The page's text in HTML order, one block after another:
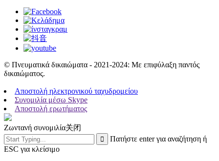
© Πνευματικά δικαιώματα - 2021-2024: Με επιφύλαξη παντός
δικαιώματος.
Αποστολή ηλεκτρονικού ταχυδρομείου
Συνομιλία μέσω Skype
Αποστολή ερωτήματος
Ζωντανή συνομιλία关闭
Πατήστε enter για αναζήτηση ή
ESC για κλείσιμο